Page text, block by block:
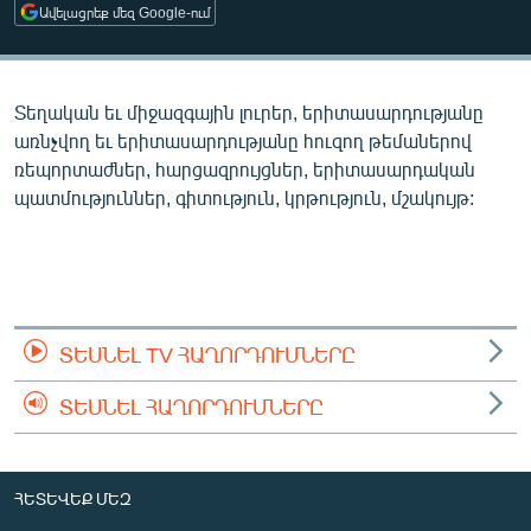
ՄԻՋԱԶԳԱՅԻՆ
ՄՇԱԿՈՒՅԹ
ՍՊՈՐՏ
ՄԵԿՆԱԲԱՆՈՒԹՅՈՒՆ
ՏՏ ԵՒ ԻՆՏԵՐՆԵՏ
ԲԱՆԱՎԵՃ
ՁԳՏԵԼՈՎ ԼԱՎԱԳՈՒՅՆԻՆ
Հայերեն
Ավելացրեք մեզ Google-ում
Տեղական եւ միջազգային լուրեր, երիտասարդությանը
առնչվող եւ երիտասարդությանը հուզող թեմաներով
ռեպորտաժներ, հարցազրույցներ, երիտասարդական
պատմություններ, գիտություն, կրթություն, մշակույթ:
ՏԵՍՆԵԼ TV ՀԱՂՈՐԴՈՒՄՆԵՐԸ
ՏԵՍՆԵԼ ՀԱՂՈՐԴՈՒՄՆԵՐԸ
ՀԵՏԵՎԵՔ ՄԵԶ